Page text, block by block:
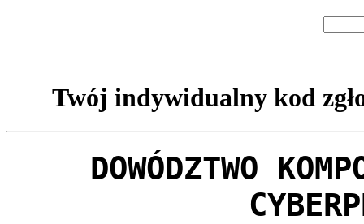
Twój indywidualny kod
DOWÓDZTWO